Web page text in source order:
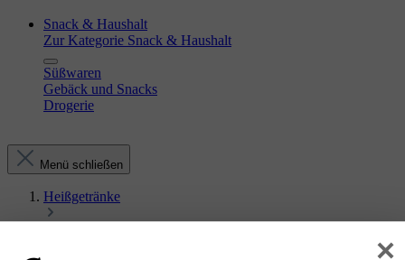
Snack & Haushalt
Zur Kategorie Snack & Haushalt
Süßwaren
Gebäck und Snacks
Drogerie
Menü schließen
Heißgetränke
×